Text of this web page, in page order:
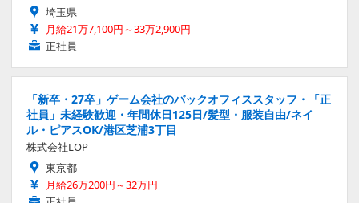
埼玉県
月給21万7,100円～33万2,900円
正社員
「新卒・27卒」ゲーム会社のバックオフィススタッフ・「正
社員」未経験歓迎・年間休日125日/髪型・服装自由/ネイ
ル・ピアスOK/港区芝浦3丁目
株式会社LOP
東京都
月給26万200円～32万円